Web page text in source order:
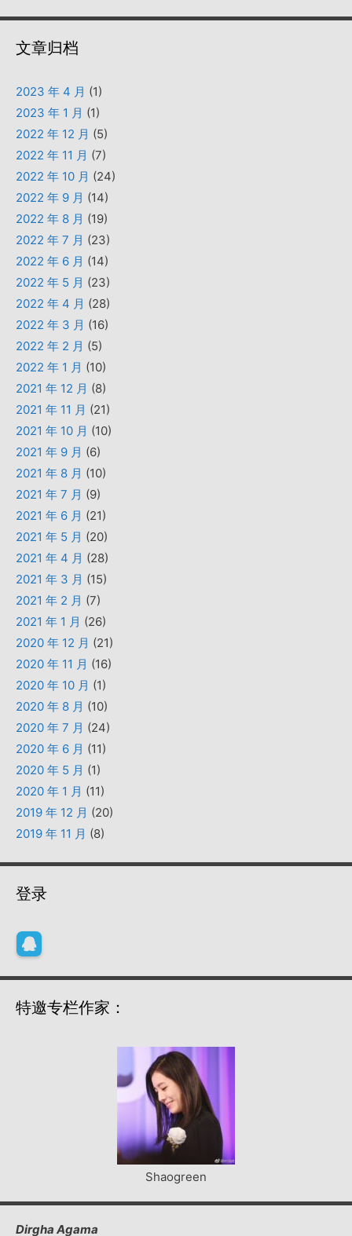
文章归档
2023 年 4 月 (1)
2023 年 1 月 (1)
2022 年 12 月 (5)
2022 年 11 月 (7)
2022 年 10 月 (24)
2022 年 9 月 (14)
2022 年 8 月 (19)
2022 年 7 月 (23)
2022 年 6 月 (14)
2022 年 5 月 (23)
2022 年 4 月 (28)
2022 年 3 月 (16)
2022 年 2 月 (5)
2022 年 1 月 (10)
2021 年 12 月 (8)
2021 年 11 月 (21)
2021 年 10 月 (10)
2021 年 9 月 (6)
2021 年 8 月 (10)
2021 年 7 月 (9)
2021 年 6 月 (21)
2021 年 5 月 (20)
2021 年 4 月 (28)
2021 年 3 月 (15)
2021 年 2 月 (7)
2021 年 1 月 (26)
2020 年 12 月 (21)
2020 年 11 月 (16)
2020 年 10 月 (1)
2020 年 8 月 (10)
2020 年 7 月 (24)
2020 年 6 月 (11)
2020 年 5 月 (1)
2020 年 1 月 (11)
2019 年 12 月 (20)
2019 年 11 月 (8)
登录
特邀专栏作家：
Shaogreen
Dirgha Agama